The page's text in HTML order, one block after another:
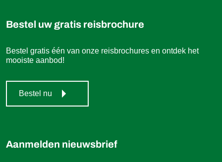
Bestel uw gratis reisbrochure
Bestel gratis één van onze reisbrochures en ontdek het
mooiste aanbod!
Bestel nu
Aanmelden nieuwsbrief